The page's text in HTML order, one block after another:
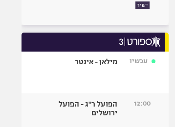
ישיר
עכשיו מילאן - אינטר
12:00
הפועל ר"ג - הפועל
ירושלים